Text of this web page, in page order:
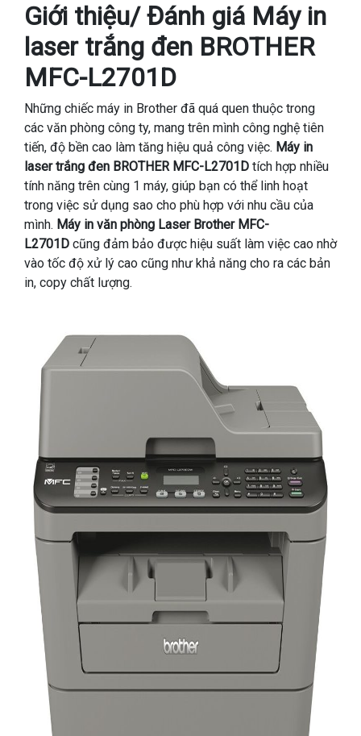
Giới thiệu/ Đánh giá Máy in
laser trắng đen BROTHER
MFC-L2701D
Những chiếc máy in Brother đã quá quen thuộc trong
các văn phòng công ty, mang trên mình công nghệ tiên
tiến, độ bền cao làm tăng hiệu quả công việc. Máy in
laser trắng đen BROTHER MFC-L2701D tích hợp nhiều
tính năng trên cùng 1 máy, giúp bạn có thể linh hoạt
trong việc sử dụng sao cho phù hợp với nhu cầu của
mình. Máy in văn phòng Laser Brother MFC-
L2701D cũng đảm bảo được hiệu suất làm việc cao nhờ
vào tốc độ xử lý cao cũng như khả năng cho ra các bản
in, copy chất lượng.